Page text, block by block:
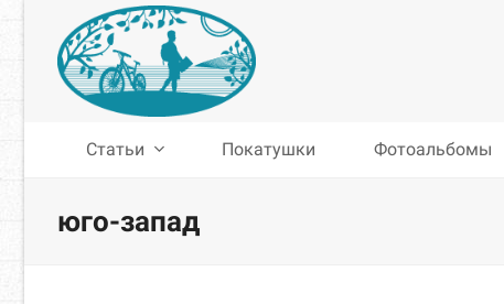
Статьи Покатушки Фотоальбомы
юго-запад